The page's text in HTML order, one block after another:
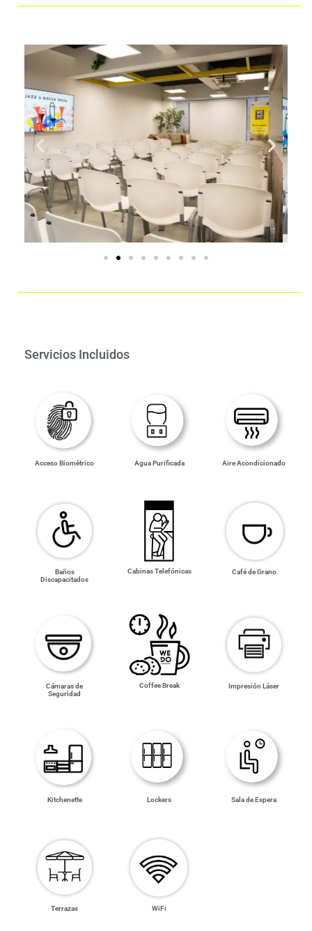
Servicios Incluidos
Acceso Biométrico Agua Purificada Aire Acondicionado
Baños
Discapacitados
Cabinas Telefónicas Café de Grano
Cámaras de
Seguridad
Coffee Break Impresión Láser
Kitchenette Lockers Sala de Espera
Terrazas WiFi